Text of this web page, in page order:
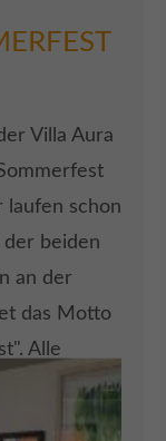
Villa Aura
laufen schon
beiden
an der
das Motto
Alle
10 August